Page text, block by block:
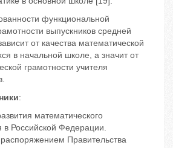
функциональной
выпускников средней
от качества математической
в начальной школе, а значит от
грамотности учителя
:
математического
в Российской Федерации.
Правительства